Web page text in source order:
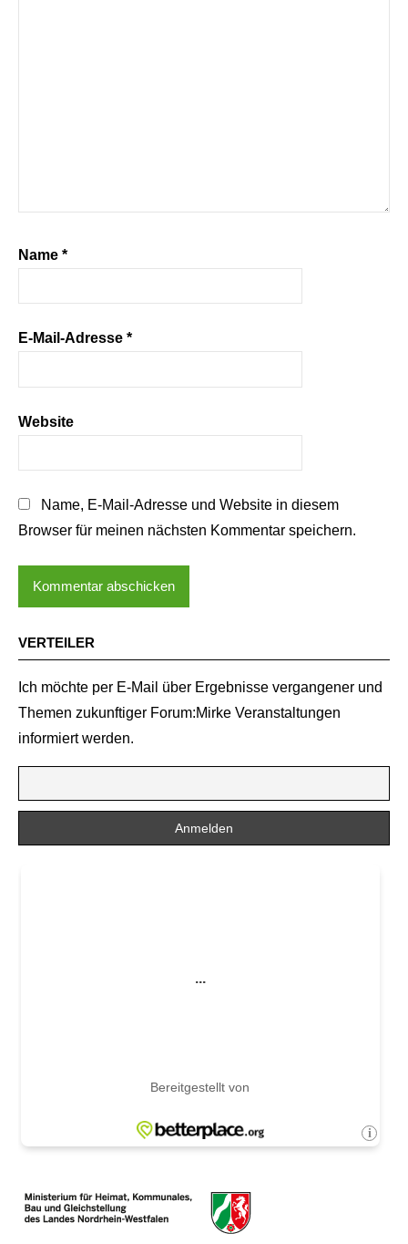
Name *
E-Mail-Adresse *
Website
Name, E-Mail-Adresse und Website in diesem
Browser für meinen nächsten Kommentar speichern.
VERTEILER
Ich möchte per E-Mail über Ergebnisse vergangener und
Themen zukunftiger Forum:Mirke Veranstaltungen
informiert werden.